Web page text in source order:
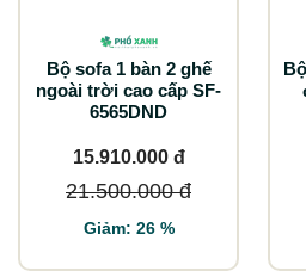
Bộ sofa 1 bàn 2 ghế
ngoài trời cao cấp SF-
6565DND
15.910.000 đ
21.500.000 đ
Giảm: 26 %